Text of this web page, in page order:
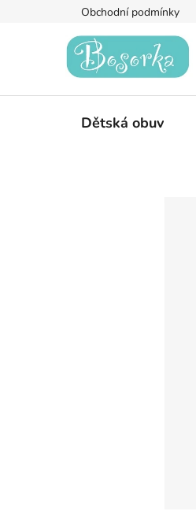
Obchodní podmínky
Dětská obuv